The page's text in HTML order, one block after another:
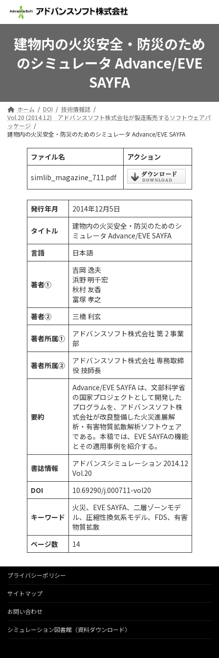
テ
ゲ
建物内の火災安全・防災のため
のシミュレータ Advance/EVE
SAYFA
ホーム DOI
技術情報誌
Vol.20 (2014.12) アドバンスソフト株式会社が製造販売するソフトウェアパ
ッケージ
建物内の火災安全・防災のためのシミュレータ Advance/EVE SAYFA
ファイル名 アクション
simlib_magazine_711.pdf
発行年月 2014年12月5日
タイトル
建物内の火災安全・防災のためのシ
ミュレータ Advance/EVE SAYFA
言語
日本語
著者①
吉岡 逸夫
浜野 明千宏
秋村 友香
富塚 孝之
著者②
三橋 利玄
著者所属①
アドバンスソフト株式会社 第 2 事業
部
著者所属②
アドバンスソフト株式会社 専務取締
役 技師長
要約
Advance/EVE SAYFA は、文部科学省
の国家プロジェクトとして開発した
プログラムを、アドバンスソフト株
式会社が改良整備した火災進展解
析・有害物質拡散解析ソフトウェア
である。本稿では、EVE SAYFAの機能
とその適用事例を紹介する。
書誌情報
アドバンスシミュレーション 2014.12
Vol.20
DOI
10.69290/j.000711-vol20
キーワード
火災、EVE SAYFA、二層ゾーンモデ
ル、圧縮性換気系モデル、FDS、有害
物質拡散
ページ数
14
プライバシーポリシー
サイトマップ
お問い合わせ
シミュレーション図書館（資料ダウンロード）